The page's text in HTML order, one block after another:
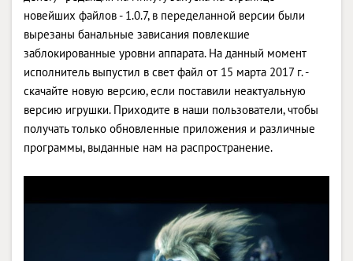
новейших файлов - 1.0.7, в переделанной версии были
вырезаны банальные зависания повлекшие
заблокированные уровни аппарата. На данный момент
исполнитель выпустил в свет файл от 15 марта 2017 г. -
скачайте новую версию, если поставили неактуальную
версию игрушки. Приходите в наши пользователи, чтобы
получать только обновленные приложения и различные
программы, выданные нам на распространение.